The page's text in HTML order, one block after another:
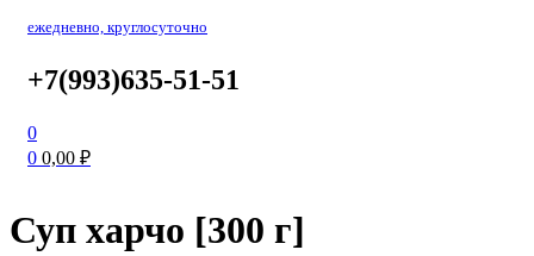
ежедневно, круглосуточно
+7(993)635-51-51
0
0 0,00 ₽
Суп харчо [300 г]